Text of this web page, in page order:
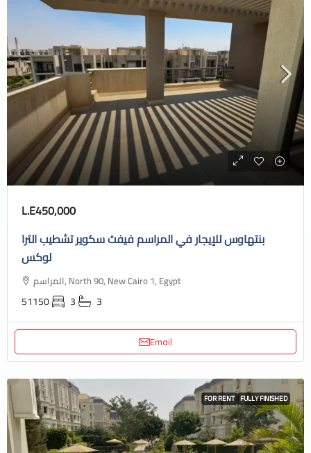
L.E450,000
بنتهاوس للإيجار في المراسم فيفث سكوير تشطيب الترا
لوكس
المراسم, North 90, New Cairo 1, Egypt
51150 3 3
Email
FOR RENT FULLY FINISHED